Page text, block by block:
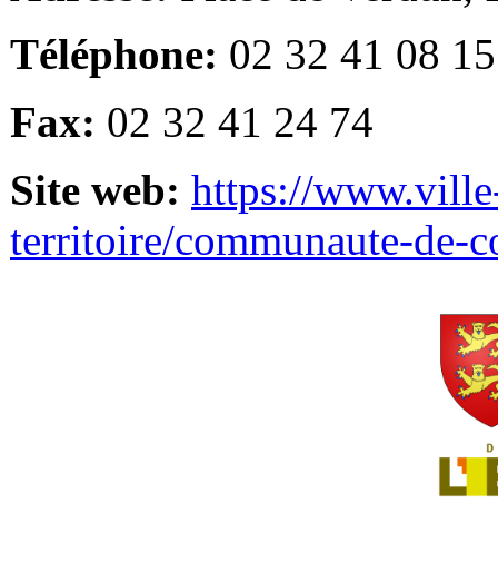
Téléphone: 02 32 41 08 15
Fax: 02 32 41 24 74
Site web: https://
territoire/communaute-de-